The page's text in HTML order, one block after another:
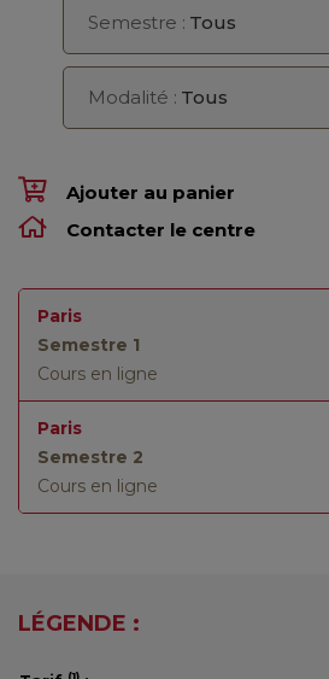
Semestre : Tous
Modalité : Tous
Ajouter au panier
Contacter le centre
Paris
Semestre 1
Cours en ligne
Paris
Semestre 2
Cours en ligne
LÉGENDE :
(1)